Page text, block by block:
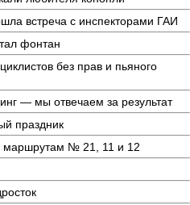
встреча с инспекторами ГАИ
фонтан
без прав и пьяного
— мы отвечаем за результат
праздник
маршрутам № 21, 11 и 12